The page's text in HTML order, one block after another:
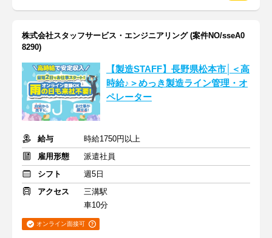
株式会社スタッフサービス・エンジニアリング (案件NO/sseA0
8290)
【製造STAFF】長野県松本市│＜高
時給♪＞めっき製造ライン管理・オ
ペレーター
給与
時給1750円以上
雇用形態
派遣社員
シフト
週5日
アクセス
三溝駅
車10分
オンライン面接可